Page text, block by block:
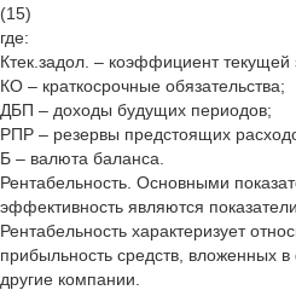
(15)
где:
Ктек.задол. – коэффициент текущей
КО – краткосрочные обязательства;
ДБП – доходы будущих периодов;
РПР – резервы предстоящих
Б – валюта баланса.
Рентабельность. Основными
эффективность являются
Рентабельность характеризует
прибыльность средств, вложенных
другие компании.